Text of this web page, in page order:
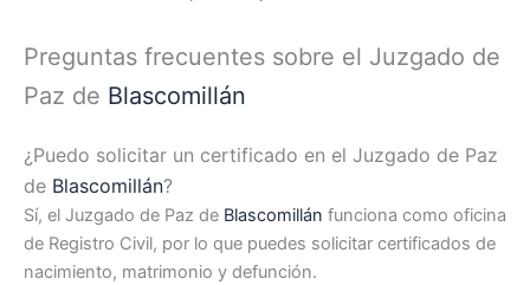
Preguntas frecuentes sobre el Juzgado de
Paz de Blascomillán
¿Puedo solicitar un certificado en el Juzgado de Paz
de Blascomillán?
Sí, el Juzgado de Paz de Blascomillán funciona como oficina
de Registro Civil, por lo que puedes solicitar certificados de
nacimiento, matrimonio y defunción.